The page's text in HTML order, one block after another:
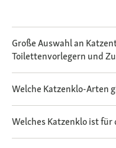
Große Auswahl an
Toilettenvorlegern und
Welche Katzenklo-Arten
Welches Katzenklo ist für